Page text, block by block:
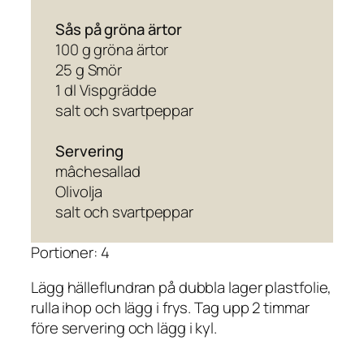
Sås på gröna ärtor
100 g gröna ärtor
25 g Smör
1 dl Vispgrädde
salt och svartpeppar
Servering
mâchesallad
Olivolja
salt och svartpeppar
Portioner: 4
Lägg hälleflundran på dubbla lager plastfolie,
rulla ihop och lägg i frys. Tag upp 2 timmar
före servering och lägg i kyl.